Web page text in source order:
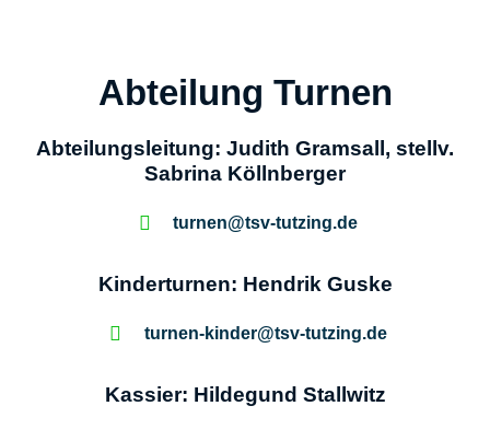
Abteilung Turnen
Abteilungsleitung: Judith Gramsall, stellv.
Sabrina Köllnberger
turnen@tsv-tutzing.de
Kinderturnen: Hendrik Guske
turnen-kinder@tsv-tutzing.de
Kassier: Hildegund Stallwitz